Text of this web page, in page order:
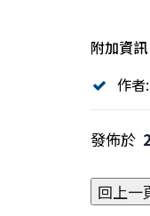
附加資訊
作者:
發佈於